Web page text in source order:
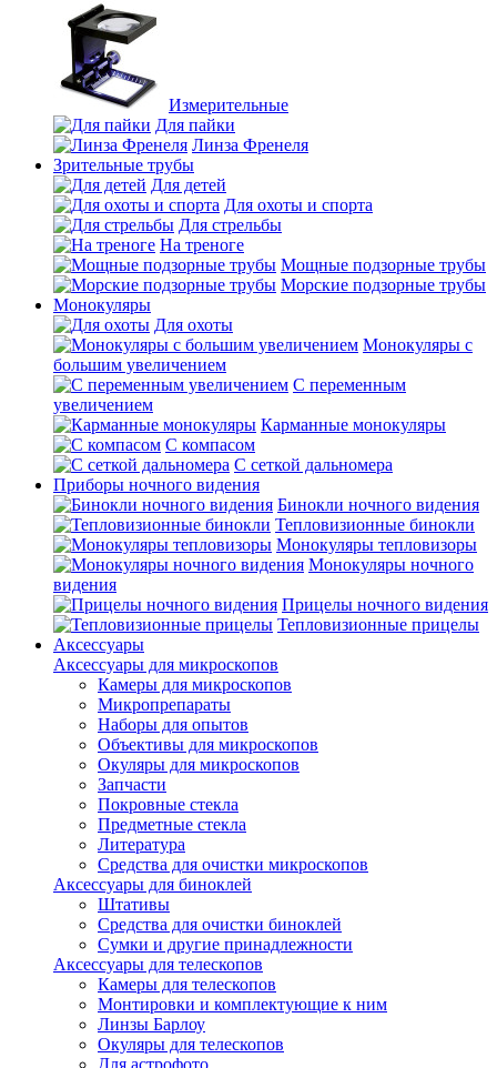
Измерительные
Для пайки
Линза Френеля
Зрительные трубы
Для детей
Для охоты и спорта
Для стрельбы
На треноге
Мощные подзорные трубы
Морские подзорные трубы
Монокуляры
Для охоты
Монокуляры с
большим увеличением
С переменным
увеличением
Карманные монокуляры
С компасом
С сеткой дальномера
Приборы ночного видения
Бинокли ночного видения
Тепловизионные бинокли
Монокуляры тепловизоры
Монокуляры ночного
видения
Прицелы ночного видения
Тепловизионные прицелы
Аксессуары
Аксессуары для микроскопов
Камеры для микроскопов
Микропрепараты
Наборы для опытов
Объективы для микроскопов
Окуляры для микроскопов
Запчасти
Покровные стекла
Предметные стекла
Литература
Средства для очистки микроскопов
Аксессуары для биноклей
Штативы
Средства для очистки биноклей
Сумки и другие принадлежности
Аксессуары для телескопов
Камеры для телескопов
Монтировки и комплектующие к ним
Линзы Барлоу
Окуляры для телескопов
Для астрофото